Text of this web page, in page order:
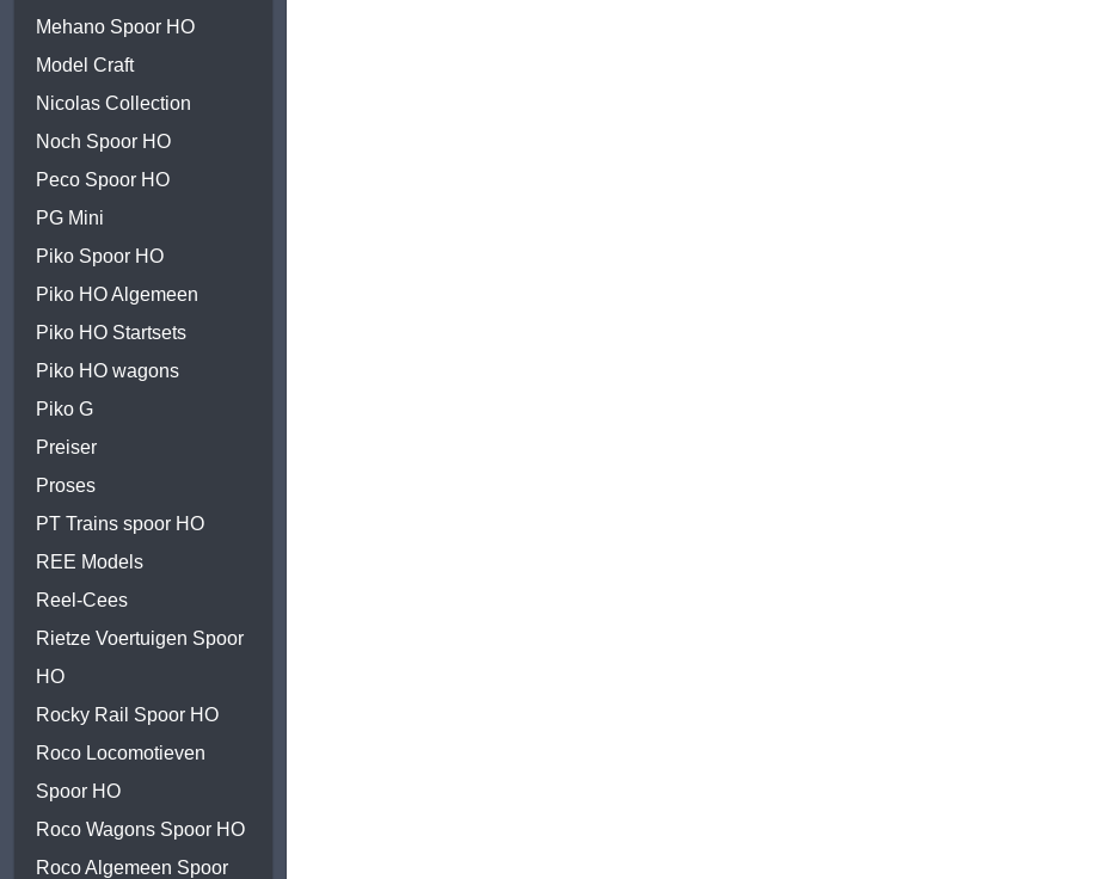
Mehano Spoor HO
Model Craft
Nicolas Collection
Noch Spoor HO
Peco Spoor HO
PG Mini
Piko Spoor HO
Piko HO Algemeen
Piko HO Startsets
Piko HO wagons
Piko G
Preiser
Proses
PT Trains spoor HO
REE Models
Reel-Cees
Rietze Voertuigen Spoor
HO
Rocky Rail Spoor HO
Roco Locomotieven
Spoor HO
Roco Wagons Spoor HO
Roco Algemeen Spoor